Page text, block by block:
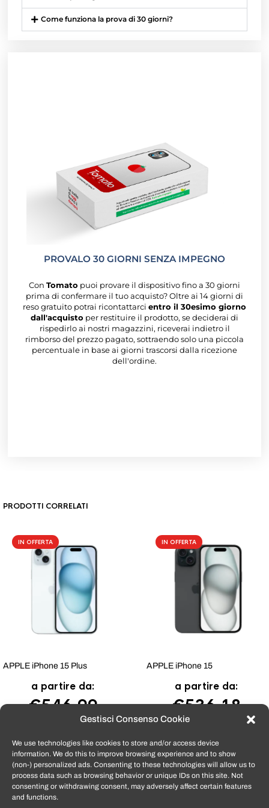
Gestisci Consenso Cookie
We use technologies like cookies to store and/or access device
information. We do this to improve browsing experience and to show
(non-) personalized ads. Consenting to these technologies will allow us to
process data such as browsing behavior or unique IDs on this site. Not
consenting or withdrawing consent, may adversely affect certain features
and functions.
Come funziona la prova di 30 giorni?
PROVALO 30 GIORNI SENZA IMPEGNO
Con Tomato puoi provare il dispositivo fino a 30 giorni
prima di confermare il tuo acquisto? Oltre ai 14 giorni di
reso gratuito potrai ricontattarci entro il 30esimo giorno
dall'acquisto per restituire il prodotto, se deciderai di
rispedirlo ai nostri magazzini, riceverai indietro il
rimborso del prezzo pagato, sottraendo solo una piccola
percentuale in base ai giorni trascorsi dalla ricezione
dell'ordine.
PRODOTTI CORRELATI
IN OFFERTA
APPLE iPhone 15 Plus
a partire da:
€546,99
IN OFFERTA
APPLE iPhone 15
a partire da:
€536,18
Tutti i prodotti venduti daTomatoSmartphonesono coperti dalla
garanzia convenzionale del produttore e dalla garanzia di 12 mesi per i
difetti di conformità, ai sensi del Cod Consumo 206/2005. Per fruire
dell’assistenza in garanzia, il Cliente dovrà conservare la fattura o
l’email di conferma ordine (o il DDT) che riceverà via e-mail in formato